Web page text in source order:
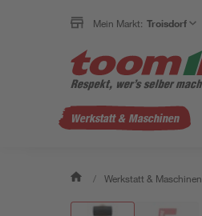
Mein Markt: Troisdorf
Werkstatt & Maschinen
/ Werkstatt & Maschinen